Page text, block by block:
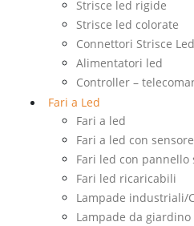
Strisce led rigide
Strisce led colorate
Connettori Strisce Led
Alimentatori led
Controller –
Fari a Led
Fari a led
Fari a led con sensore
Fari led con pannello
Fari led ricaricabili
Lampade industriali/
Lampade da giardino